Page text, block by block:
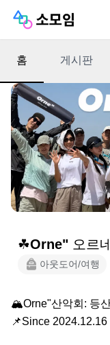
홈 게시판
☘Orne" 오르
아웃도어/여행
🏔Orne"산악회: 등
📌Since 2024.12.16